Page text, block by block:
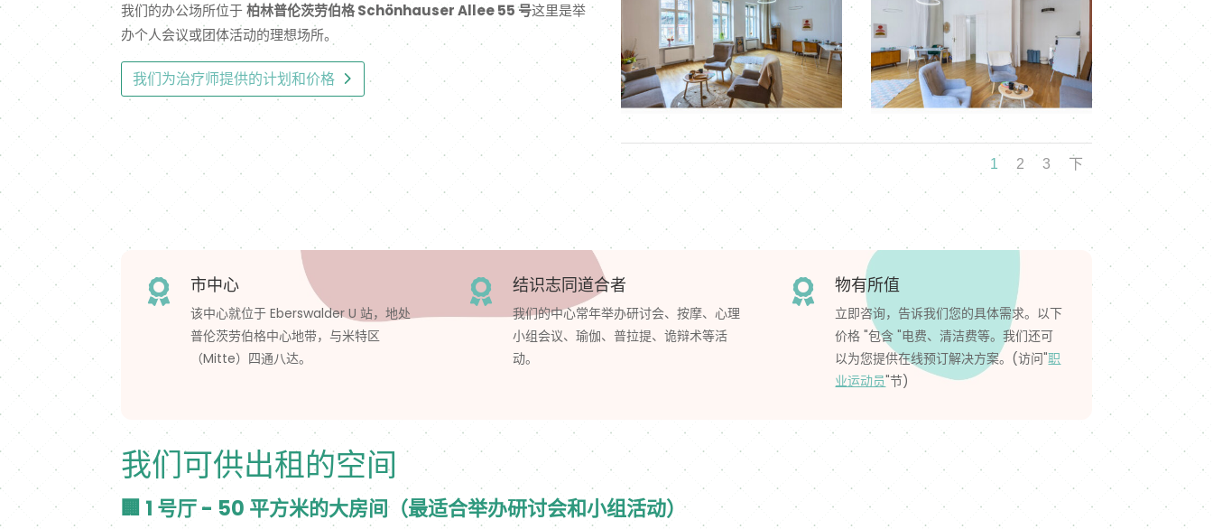
我们的办公场所位于柏林普伦茨劳伯格 Schönhauser Allee 55 号这里是举
办个人会议或团体活动的理想场所。
我们为治疗师提供的计划和价格
1 2 3 下
 市中心
该中心就位于 Eberswalder U 站，地处
普伦茨劳伯格中心地带，与米特区
（Mitte）四通八达。
 结识志同道合者
我们的中心常年举办研讨会、按摩、心理
小组会议、瑜伽、普拉提、诡辩术等活
动。
 物有所值
立即咨询，告诉我们您的具体需求。以下
价格 "包含 "电费、清洁费等。我们还可
以为您提供在线预订解决方案。(访问"职
业运动员"节)
我们可供出租的空间
🏢 1 号厅 - 50 平方米的大房间（最适合举办研讨会和小组活动）